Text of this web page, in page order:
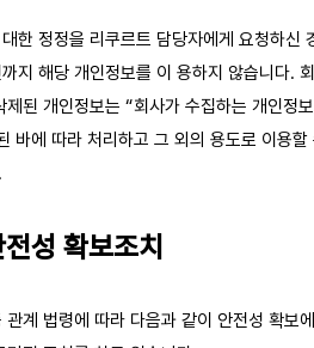
한 정정을 리쿠르트 담당자에게 요청하신
지 해당 개인정보를 이 용하지 않습니다.
된 개인정보는 “회사가 수집하는 개인정
바에 따라 처리하고 그 외의 용도로 이용할
성 확보조치
계 법령에 따라 다음과 같이 안전성 확보에